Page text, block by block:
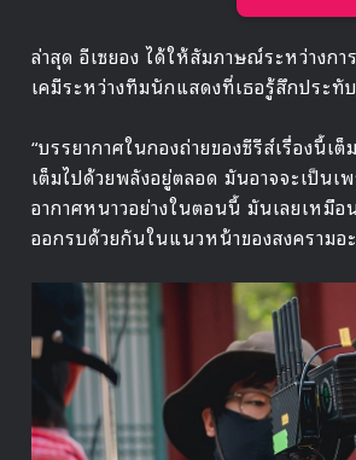
ล่าสุด อีเซยอง ได้ให้สัมภาษณ์ระหว่างก
เคมีระหว่างทีมนักแสดงที่เธอรู้สึกประ
“บรรยากาศในกองถ่ายของซีรีส์เรื่องนี้เ
เต็มไปด้วยพลังอยู่ตลอด มันอาจจะเป็นเ
อากาศหนาวอย่างในตอนนี้ มันเลยเหมื
ออกรบด้วยกันในแนวหน้าของสงครามอ